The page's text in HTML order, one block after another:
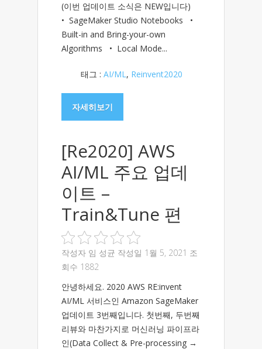
(이번 업데이트 소식은 NEW입니다)
• SageMaker Studio Notebooks •
Built-in and Bring-your-own
Algorithms • Local Mode...
태그 : AI/ML, Reinvent2020
자세히보기
[Re2020] AWS
AI/ML 주요 업데
이트 –
Train&Tune 편
작성자 임 성균 작성일 1월 5, 2021 조
회수 1882
안녕하세요. 2020 AWS RE:invent
AI/ML 서비스인 Amazon SageMaker
업데이트 3번째입니다. 첫번째, 두번째
리뷰와 마찬가지로 머신러닝 파이프라
인(Data Collect & Pre-processing →